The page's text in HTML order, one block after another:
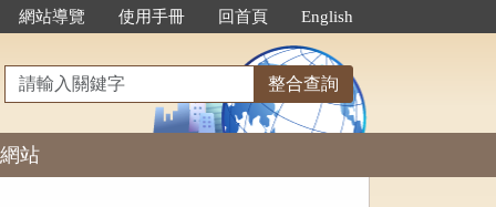
網站導覽 使用手冊 回首頁 English
請
輸
入
關
鍵
整合查詢
站